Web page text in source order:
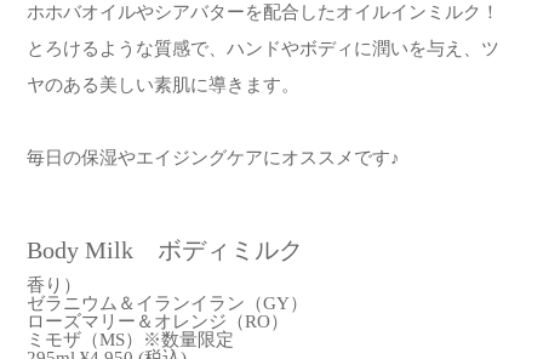
ホホバオイルやシアバターを配合したオイルインミルク！
とろけるような質感で、ハンドやボディに潤いを与え、ツ
ヤのある美しい素肌に導きます。
毎日の保湿やエイジングケアにオススメです♪
Body Milk ボディミルク
香り）
ゼラニウム＆イランイラン（GY）
ローズマリー＆オレンジ（RO）
ミモザ（MS）※数量限定